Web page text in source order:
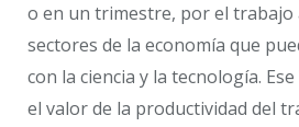
o en un trimestre, por el trabajo
sectores de la economía que
con la ciencia y la tecnología.
el valor de la productividad del